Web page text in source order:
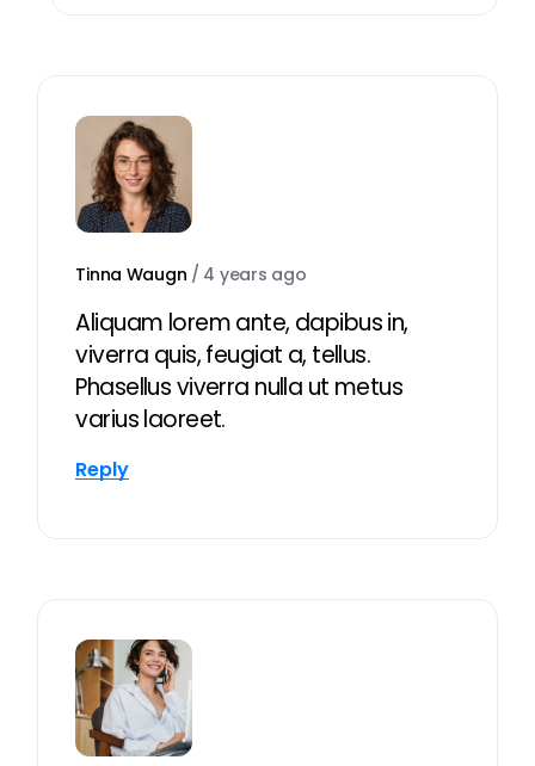
Tinna Waugn / 4 years ago
Aliquam lorem ante, dapibus in,
viverra quis, feugiat a, tellus.
Phasellus viverra nulla ut metus
varius laoreet.
Reply